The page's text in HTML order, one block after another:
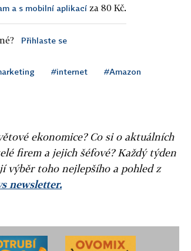
a s mobilní aplikací za 80 Kč.
Přihlaste se
#internet #Amazon
ekonomice? Co si o aktuálních
firem a jejich šéfové? Každý týden
výběr toho nejlepšího a pohled z
newsletter.